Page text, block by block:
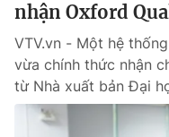
Emagazine
Photo
Video
nhận Oxford
VTV.vn - Một hệ
vừa chính thức nhận
từ Nhà xuất bản Đại